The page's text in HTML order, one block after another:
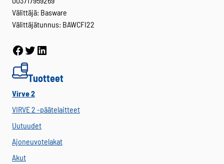
Välittäjä: Basware
Välittäjätunnus: BAWCFI22
Tuotteet
Virve 2
VIRVE 2 -päätelaitteet
Uutuudet
Ajoneuvotelakat
Akut